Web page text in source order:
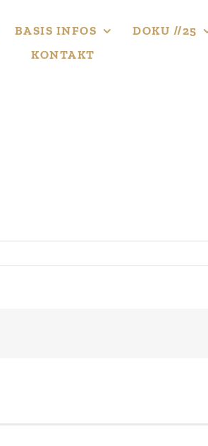
BASIS INFOS DOKU //25
KONTAKT